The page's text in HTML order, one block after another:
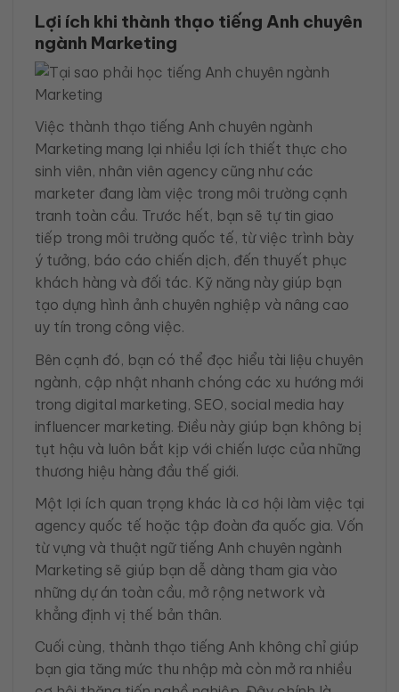
Lợi ích khi thành thạo tiếng Anh chuyên
ngành Marketing
Việc thành thạo tiếng Anh chuyên ngành
Marketing mang lại nhiều lợi ích thiết thực cho
sinh viên, nhân viên agency cũng như các
marketer đang làm việc trong môi trường cạnh
tranh toàn cầu. Trước hết, bạn sẽ tự tin giao
tiếp trong môi trường quốc tế, từ việc trình bày
ý tưởng, báo cáo chiến dịch, đến thuyết phục
khách hàng và đối tác. Kỹ năng này giúp bạn
tạo dựng hình ảnh chuyên nghiệp và nâng cao
uy tín trong công việc.
Bên cạnh đó, bạn có thể đọc hiểu tài liệu chuyên
ngành, cập nhật nhanh chóng các xu hướng mới
trong digital marketing, SEO, social media hay
influencer marketing. Điều này giúp bạn không bị
tụt hậu và luôn bắt kịp với chiến lược của những
thương hiệu hàng đầu thế giới.
Một lợi ích quan trọng khác là cơ hội làm việc tại
agency quốc tế hoặc tập đoàn đa quốc gia. Vốn
từ vựng và thuật ngữ tiếng Anh chuyên ngành
Marketing sẽ giúp bạn dễ dàng tham gia vào
những dự án toàn cầu, mở rộng network và
khẳng định vị thế bản thân.
Cuối cùng, thành thạo tiếng Anh không chỉ giúp
bạn gia tăng mức thu nhập mà còn mở ra nhiều